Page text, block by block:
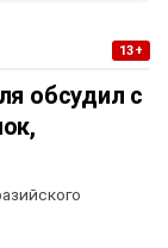
13+
обсудил с